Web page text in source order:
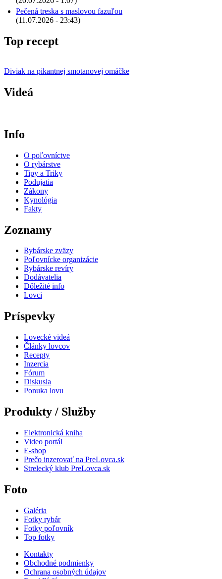
Pečená treska s maslovou fazuľou
(11.07.2026 - 23:43)
Top recept
Diviak na pikantnej smotanovej omáčke
Videá
Info
O poľovníctve
O rybárstve
Tipy a Triky
Podujatia
Zákony
Kynológia
Fakty
Zoznamy
Rybárske zväzy
Poľovnícke organizácie
Rybárske revíry
Dodávatelia
Dôležité info
Lovci
Príspevky
Lovecké videá
Články lovcov
Recepty
Inzercia
Fórum
Diskusia
Ponuka lovu
Produkty / Služby
Elektronická kniha
Video portál
E-shop
Prečo inzerovať na PreLovca.sk
Strelecký klub PreLovca.sk
Foto
Galéria
Fotky rybár
Fotky poľovník
Top fotky
Kontakty
Obchodné podmienky
Ochrana osobných údajov